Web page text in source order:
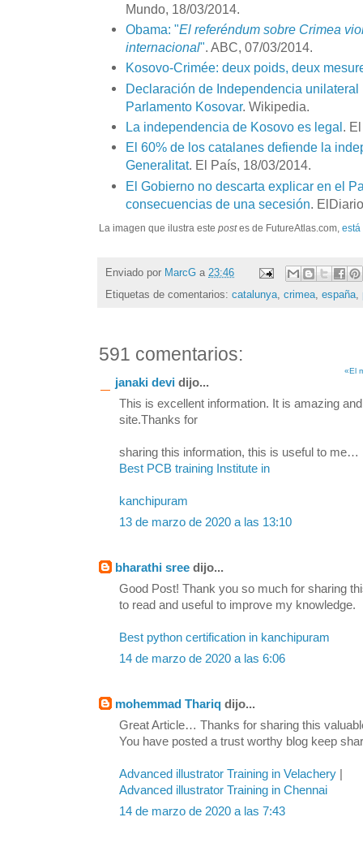
Mundo, 18/03/2014.
Obama: "El referéndum sobre Crimea
internacional". ABC, 07/03/2014.
Kosovo-Crimée: deux poids, deux
Declaración de Independencia
Parlamento Kosovar. Wikipedia.
La independencia de Kosovo es legal.
El 60% de los catalanes defiende la
Generalitat. El País, 18/03/2014.
El Gobierno no descarta explicar en el
consecuencias de una secesión .
La imagen que ilustra este postes de FutureAtlas.com, está
Enviado por MarcG a 23:46
Etiquetas de comentarios: catalunya, crimea, españa,
591 comentarios:
«El
janaki devi dijo...
This is excellent information. It is amazing
site.Thanks for
sharing this information, this is useful to me…
Best PCB training Institute in
kanchipuram
13 de marzo de 2020 a las 13:10
bharathi sree dijo...
Good Post! Thank you so much for sharing
to read and useful to improve my knowledge.
Best python certification in kanchipuram
14 de marzo de 2020 a las 6:06
mohemmad Thariq dijo...
Great Article… Thanks for sharing this
You have posted a trust worthy blog keep
Advanced illustrator Training in Velachery
Advanced illustrator Training in Chennai
14 de marzo de 2020 a las 7:43